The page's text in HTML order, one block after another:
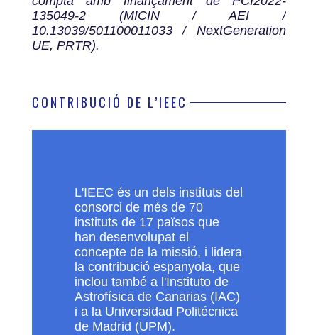
135049-2 (MICIN / AEI /
10.13039/501100011033 / NextGeneration
UE, PRTR).
CONTRIBUCIÓ DE L’IEEC
L'IEEC és un dels instituts del
consorci de més de 70
instituts de 17 països que
han desenvolupat el
concepte de la missió, i lidera
la contribució espanyola, que
inclou també a l'Instituto de
Astrofísica de Canarias (IAC)
i a la Universidad Politécnica
de Madrid (UPM).